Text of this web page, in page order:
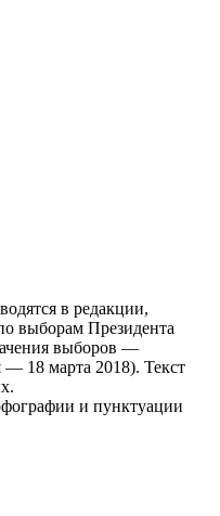
в редакции,
выборам Президента
выборов —
— 18 марта 2018). Текст
и пунктуации